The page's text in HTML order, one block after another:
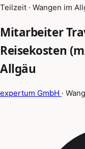
Teilzeit · Wangen im
Mitarbeiter
Reisekosten
Allgäu
expertum GmbH ·